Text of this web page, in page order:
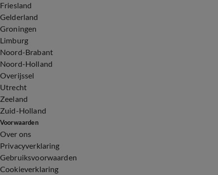
Friesland
Gelderland
Groningen
Limburg
Noord-Brabant
Noord-Holland
Overijssel
Utrecht
Zeeland
Zuid-Holland
Voorwaarden
Over ons
Privacyverklaring
Gebruiksvoorwaarden
Cookieverklaring